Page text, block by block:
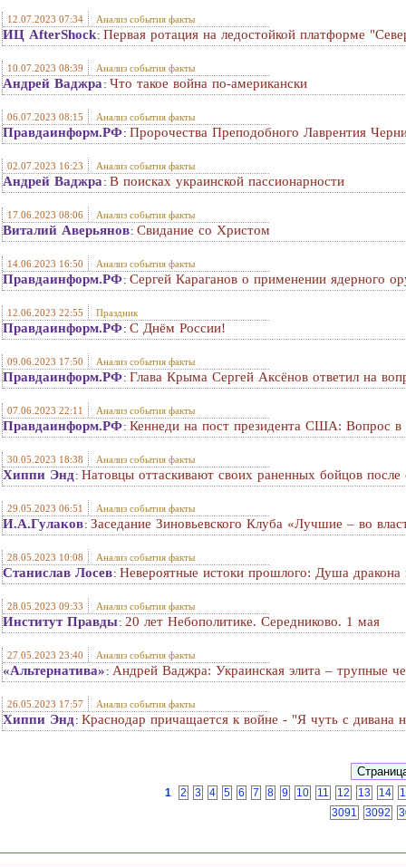
12.07.2023 07:34 Анализ события факты
ИЦ AfterShock: Первая ротация на ледостойкой платформе
10.07.2023 08:39 Анализ события факты
Андрей Ваджра : Что такое война по-американски
06.07.2023 08:15 Анализ события факты
Правдаинформ.РФ: Пророчества Преподобного Лаврентия
02.07.2023 16:23 Анализ события факты
Андрей Ваджра : В поисках украинской пассионарности
17.06.2023 08:06 Анализ события факты
Виталий Аверьянов: Свидание со Христом
14.06.2023 16:50 Анализ события факты
Правдаинформ.РФ: Сергей Караганов о применении ядерного
12.06.2023 22:55 Праздник
Правдаинформ.РФ: С Днём России!
09.06.2023 17:50 Анализ события факты
Правдаинформ.РФ: Глава Крыма Сергей Аксёнов ответил на
07.06.2023 22:11 Анализ события факты
Правдаинформ.РФ: Кеннеди на пост президента США: Вопрос
30.05.2023 18:38 Анализ события факты
Хиппи Энд : Натовцы оттаскивают своих раненных бойцов после
29.05.2023 06:51 Анализ события факты
И.А.Гулаков: Заседание Зиновьевского Клуба «Лучшие – во
28.05.2023 10:08 Анализ события факты
Станислав Лосев: Невероятные истоки прошлого: Душа дракона
28.05.2023 09:33 Анализ события факты
Институт Правды: 20 лет Небополитике. Середниково. 1 мая
27.05.2023 23:40 Анализ события факты
«Альтернатива» : Андрей Ваджра: Украинская элита – трупные
26.05.2023 17:57 Анализ события факты
Хиппи Энд : Краснодар причащается к войне - "Я чуть с дивана
1 2 3 4 5 6 7 8 9 10 11 12 13 14
3091
3092